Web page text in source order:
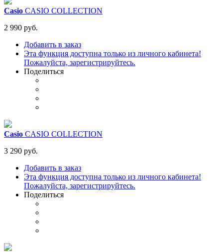
Casio CASIO COLLECTION
2 990 руб.
Добавить в заказ
Эта функция доступна только из личного кабинета!
Пожалуйста, зарегистрируйтесь.
Поделиться
Casio CASIO COLLECTION
3 290 руб.
Добавить в заказ
Эта функция доступна только из личного кабинета!
Пожалуйста, зарегистрируйтесь.
Поделиться